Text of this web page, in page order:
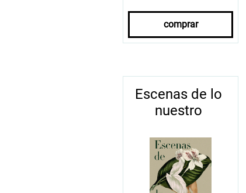
comprar
Escenas de lo
nuestro